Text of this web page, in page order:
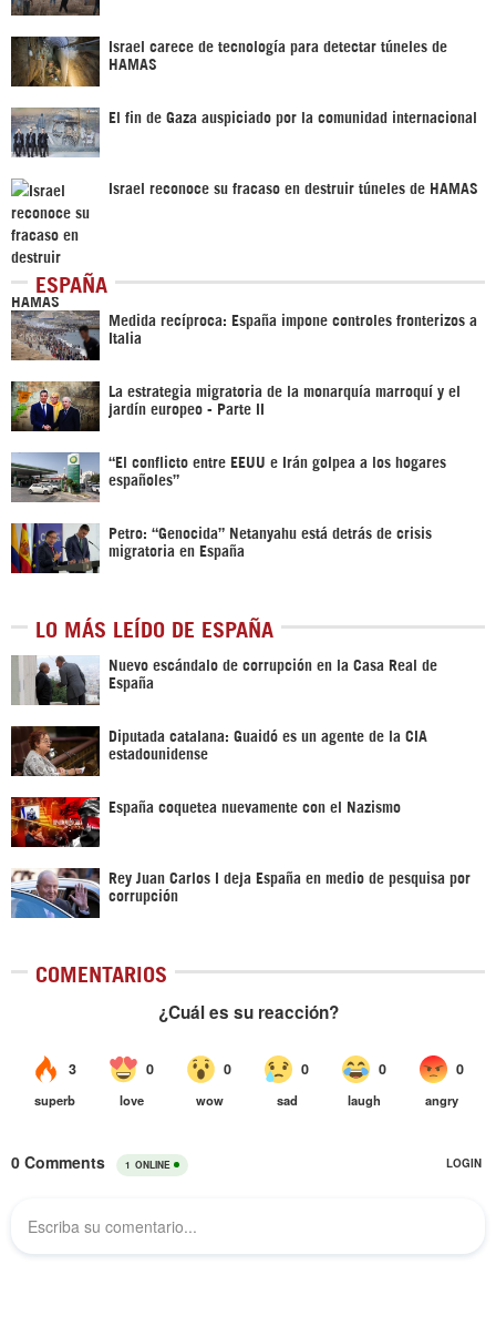
Israel carece de tecnología para detectar túneles de
HAMAS
El fin de Gaza auspiciado por la comunidad internacional
Israel reconoce su fracaso en destruir túneles de HAMAS
ESPAÑA
Medida recíproca: España impone controles fronterizos a
Italia
La estrategia migratoria de la monarquía marroquí y el
jardín europeo - Parte II
“El conflicto entre EEUU e Irán golpea a los hogares
españoles”
Petro: “Genocida” Netanyahu está detrás de crisis
migratoria en España
LO MÁS LEÍDO DE ESPAÑA
Nuevo escándalo de corrupción en la Casa Real de
España
Diputada catalana: Guaidó es un agente de la CIA
estadounidense
España coquetea nuevamente con el Nazismo
Rey Juan Carlos I deja España en medio de pesquisa por
corrupción
COMENTARIOS